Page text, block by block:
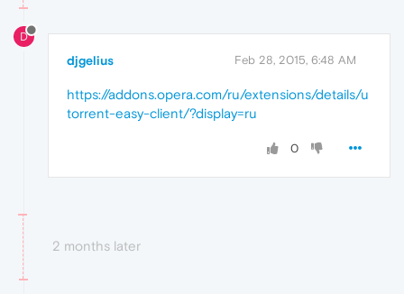
D
djgelius Feb 28, 2015, 6:48 AM
https://addons.opera.com/ru/extensions/details/u
torrent-easy-client/?display=ru
0
2 months later